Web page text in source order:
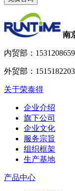
南
内贸部：
外贸部：
关于荣泰得
企业介绍
旗下公司
企业文化
服务宗旨
组织框架
生产基地
产品中心